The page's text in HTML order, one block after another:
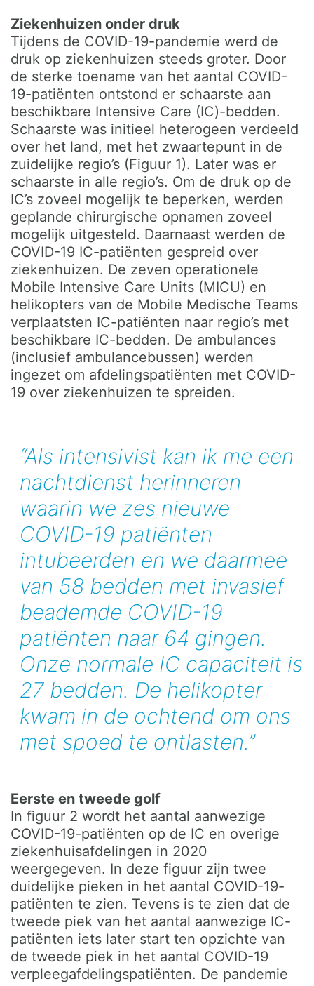
Ziekenhuizen onder druk
Tijdens de COVID-19-pandemie werd de
druk op ziekenhuizen steeds groter. Door
de sterke toename van het aantal COVID-
19-patiënten ontstond er schaarste aan
beschikbare Intensive Care (IC)-bedden.
Schaarste was initieel heterogeen verdeeld
over het land, met het zwaartepunt in de
zuidelijke regio’s (Figuur 1). Later was er
schaarste in alle regio’s. Om de druk op de
IC’s zoveel mogelijk te beperken, werden
geplande chirurgische opnamen zoveel
mogelijk uitgesteld. Daarnaast werden de
COVID-19 IC-patiënten gespreid over
ziekenhuizen. De zeven operationele
Mobile Intensive Care Units (MICU) en
helikopters van de Mobile Medische Teams
verplaatsten IC-patiënten naar regio’s met
beschikbare IC-bedden. De ambulances
(inclusief ambulancebussen) werden
ingezet om afdelingspatiënten met COVID-
19 over ziekenhuizen te spreiden.
“Als intensivist kan ik me een
nachtdienst herinneren
waarin we zes nieuwe
COVID-19 patiënten
intubeerden en we daarmee
van 58 bedden met invasief
beademde COVID-19
patiënten naar 64 gingen.
Onze normale IC capaciteit is
27 bedden. De helikopter
kwam in de ochtend om ons
met spoed te ontlasten.”
Eerste en tweede golf
In figuur 2 wordt het aantal aanwezige
COVID-19-patiënten op de IC en overige
ziekenhuisafdelingen in 2020
weergegeven. In deze figuur zijn twee
duidelijke pieken in het aantal COVID-19-
patiënten te zien. Tevens is te zien dat de
tweede piek van het aantal aanwezige IC-
patiënten iets later start ten opzichte van
de tweede piek in het aantal COVID-19
verpleegafdelingspatiënten. De pandemie